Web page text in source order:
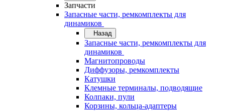
Запчасти
Запасные части, ремкомплекты для
динамиков
Назад
Запасные части, ремкомплекты для
динамиков
Магнитопроводы
Диффузоры, ремкомплекты
Катушки
Клемные терминалы, подводящие
Колпаки, пули
Корзины, кольца-адаптеры